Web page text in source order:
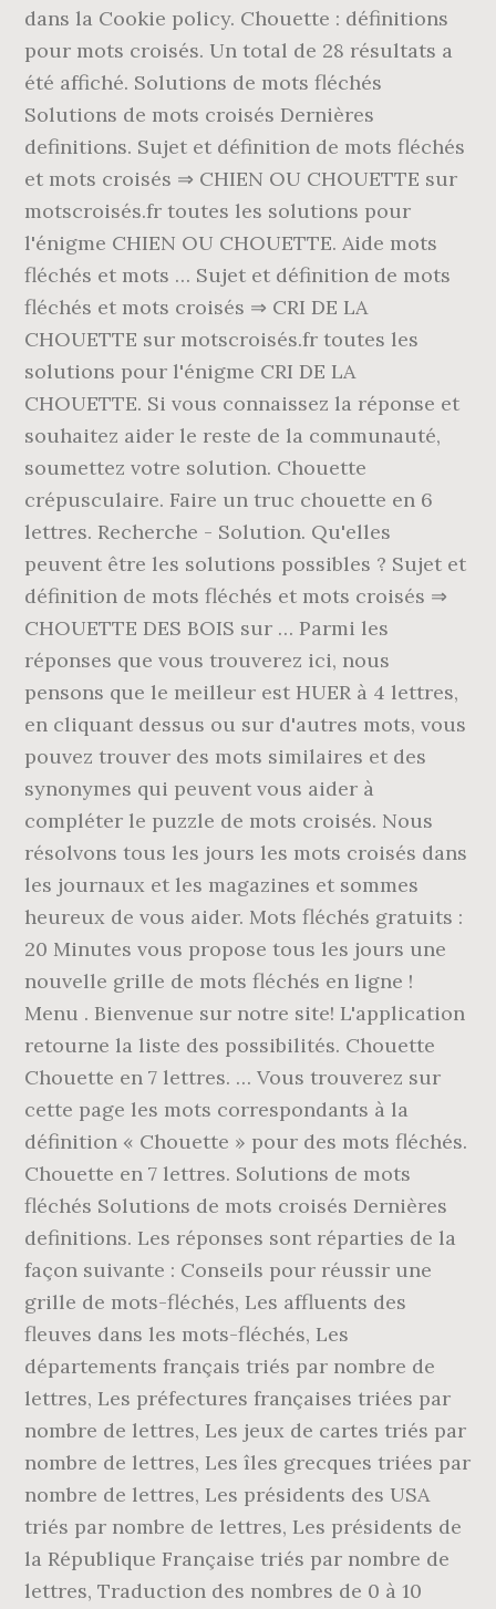
dans la Cookie policy. Chouette : définitions
pour mots croisés. Un total de 28 résultats a
été affiché. Solutions de mots fléchés
Solutions de mots croisés Dernières
definitions. Sujet et définition de mots fléchés
et mots croisés ⇒ CHIEN OU CHOUETTE sur
motscroisés.fr toutes les solutions pour
l'énigme CHIEN OU CHOUETTE. Aide mots
fléchés et mots … Sujet et définition de mots
fléchés et mots croisés ⇒ CRI DE LA
CHOUETTE sur motscroisés.fr toutes les
solutions pour l'énigme CRI DE LA
CHOUETTE. Si vous connaissez la réponse et
souhaitez aider le reste de la communauté,
soumettez votre solution. Chouette
crépusculaire. Faire un truc chouette en 6
lettres. Recherche - Solution. Qu'elles
peuvent être les solutions possibles ? Sujet et
définition de mots fléchés et mots croisés ⇒
CHOUETTE DES BOIS sur … Parmi les
réponses que vous trouverez ici, nous
pensons que le meilleur est HUER à 4 lettres,
en cliquant dessus ou sur d'autres mots, vous
pouvez trouver des mots similaires et des
synonymes qui peuvent vous aider à
compléter le puzzle de mots croisés. Nous
résolvons tous les jours les mots croisés dans
les journaux et les magazines et sommes
heureux de vous aider. Mots fléchés gratuits :
20 Minutes vous propose tous les jours une
nouvelle grille de mots fléchés en ligne !
Menu . Bienvenue sur notre site! L'application
retourne la liste des possibilités. Chouette
Chouette en 7 lettres. … Vous trouverez sur
cette page les mots correspondants à la
définition « Chouette » pour des mots fléchés.
Chouette en 7 lettres. Solutions de mots
fléchés Solutions de mots croisés Dernières
definitions. Les réponses sont réparties de la
façon suivante : Conseils pour réussir une
grille de mots-fléchés, Les affluents des
fleuves dans les mots-fléchés, Les
départements français triés par nombre de
lettres, Les préfectures françaises triées par
nombre de lettres, Les jeux de cartes triés par
nombre de lettres, Les îles grecques triées par
nombre de lettres, Les présidents des USA
triés par nombre de lettres, Les présidents de
la République Française triés par nombre de
lettres, Traduction des nombres de 0 à 10